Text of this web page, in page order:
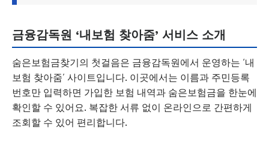
금융감독원 ‘내보험 찾아줌’ 서비스 소개
숨은보험금찾기의 첫걸음은 금융감독원에서 운영하는 ‘내
보험 찾아줌’ 사이트입니다. 이곳에서는 이름과 주민등록
번호만 입력하면 가입한 보험 내역과 숨은보험금을 한눈에
확인할 수 있어요. 복잡한 서류 없이 온라인으로 간편하게
조회할 수 있어 편리합니다.